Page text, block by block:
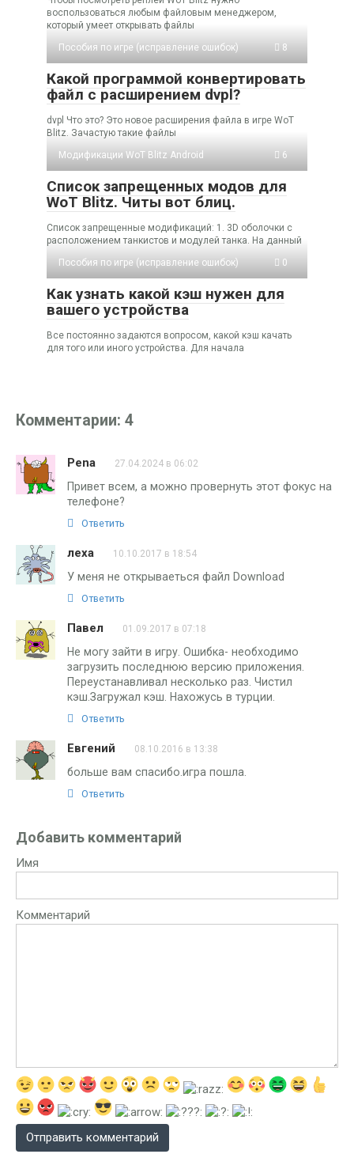
воспользоваться любым файловым менеджером,
который умеет открывать файлы
Пособия по игре (исправление ошибок)
8
Какой программой конвертировать
файл с расширением dvpl?
dvpl Что это? Это новое расширения файла в игре WoT
Blitz. Зачастую такие файлы
Модификации WoT Blitz Android
6
Список запрещенных модов для
WoT Blitz. Читы вот блиц.
Список запрещенные модификаций: 1. 3D оболочки с
расположением танкистов и модулей танка. На данный
Пособия по игре (исправление ошибок)
0
Как узнать какой кэш нужен для
вашего устройства
Все постоянно задаются вопросом, какой кэш качать
для того или иного устройства. Для начала
Комментарии: 4
Pena 27.04.2024 в 06:02
Привет всем, а можно провернуть этот фокус на
телефоне?
Ответить
леха 10.10.2017 в 18:54
У меня не открываеться файл Download
Ответить
Павел 01.09.2017 в 07:18
Не могу зайти в игру. Ошибка- необходимо
загрузить последнюю версию приложения.
Переустанавливал несколько раз. Чистил
кэш.Загружал кэш. Нахожусь в турции.
Ответить
Евгений 08.10.2016 в 13:38
больше вам спасибо.игра пошла.
Ответить
Добавить комментарий
Имя
Комментарий